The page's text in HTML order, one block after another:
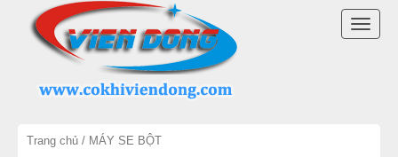
Trang chủ / MÁY SE BỘT
DANH MỤC SẢN PHẨM
MÁY TRỘN BỘT
MÁY SE BỘT